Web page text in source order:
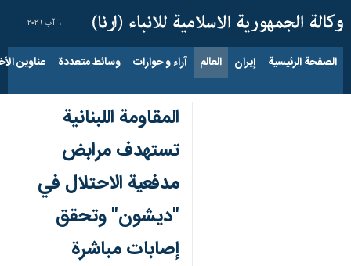
٦ آب ٢٠٢٦
الصفحة الرئيسية إيران العالم آراء و حوارات وسائط متعددة عناوين
المقاومة اللبنانیة
تستهدف مرابض
مدفعية الاحتلال في
"ديشون" وتحقق
إصابات مباشرة